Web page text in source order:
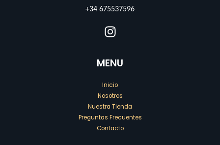
+34 675537596
MENU
Inicio
Nosotros
Nuestra Tienda
Preguntas Frecuentes
Contacto